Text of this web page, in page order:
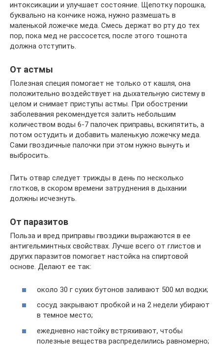
интоксикации и улучшает состояние. Щепотку порошка,
буквально на кончике ножа, нужно размешать в
маленькой ложечке меда. Смесь держат во рту до тех
пор, пока мед не рассосется, после этого тошнота
должна отступить.
От астмы
Полезная специя помогает не только от кашля, она
положительно воздействует на дыхательную систему в
целом и снимает приступы астмы. При обострении
заболевания рекомендуется залить небольшим
количеством воды 6-7 палочек приправы, вскипятить, а
потом остудить и добавить маленькую ложечку меда.
Сами гвоздичные палочки при этом нужно вынуть и
выбросить.
Пить отвар следует трижды в день по несколько
глотков, в скором времени затруднения в дыхании
должны исчезнуть.
От паразитов
Польза и вред приправы гвоздики выражаются в ее
антигельминтных свойствах. Лучше всего от глистов и
других паразитов помогает настойка на спиртовой
основе. Делают ее так:
около 30 г сухих бутонов заливают 500 мл водки;
сосуд закрывают пробкой и на 2 недели убирают
в темное место;
ежедневно настойку встряхивают, чтобы
полезные вещества распределились равномерно;